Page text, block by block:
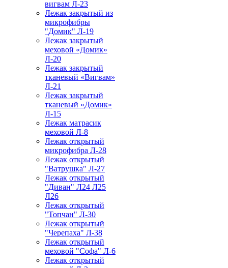
вигвам Л-23
Лежак закрытый из
микрофибры
"Домик" Л-19
Лежак закрытый
меховой «Домик»
Л-20
Лежак закрытый
тканевый «Вигвам»
Л-21
Лежак закрытый
тканевый «Домик»
Л-15
Лежак матрасик
меховой Л-8
Лежак открытый
микрофибра Л-28
Лежак открытый
"Ватрушка" Л-27
Лежак открытый
"Диван" Л24 Л25
Л26
Лежак открытый
"Топчан" Л-30
Лежак открытый
"Черепаха" Л-38
Лежак открытый
меховой "Софа" Л-6
Лежак открытый